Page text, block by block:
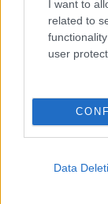
I want to
related to
user
Data